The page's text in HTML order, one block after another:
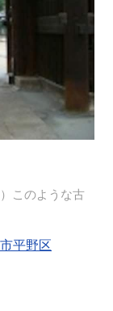
このような古
平野区